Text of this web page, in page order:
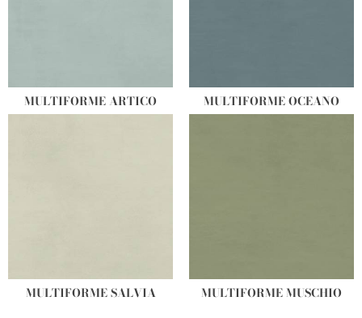
MULTIFORME ARTICO MULTIFORME OCEANO
MULTIFORME SALVIA MULTIFORME MUSCHIO